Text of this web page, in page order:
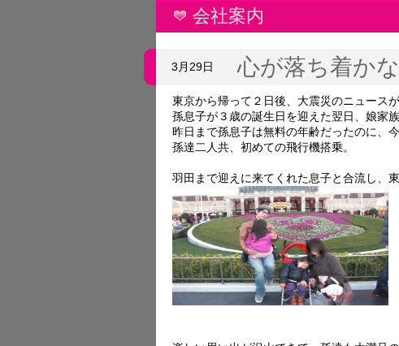
会社案内
心が落ち着かな
3月29日
東京から帰って２日後、大震災のニュース
孫息子が３歳の誕生日を迎えた翌日、娘家族
昨日まで孫息子は無料の年齢だったのに、
孫達二人共、初めての飛行機搭乗。
羽田まで迎えに来てくれた息子と合流し、